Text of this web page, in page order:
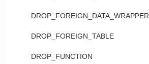
DROP_FOREIGN_DATA_WRAPPER
DROP_FOREIGN_TABLE
DROP_FUNCTION